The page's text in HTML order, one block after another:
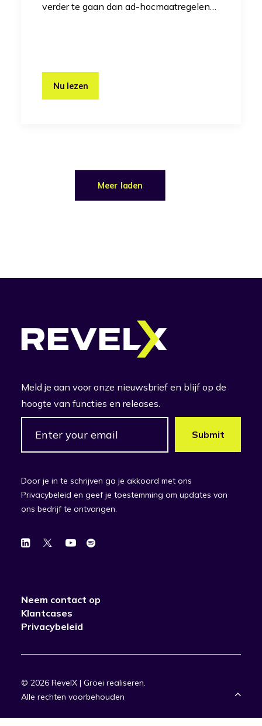
verder te gaan dan ad-hocmaatregelen…
Nu lezen
Meer laden
Meld je aan voor onze nieuwsbrief en blijf op de
hoogte van functies en releases.
Door je in te schrijven ga je akkoord met ons
Privacybeleid en geef je toestemming om updates van
ons bedrijf te ontvangen.
Neem contact op
Klantcases
Privacybeleid
© 2026 RevelX | Groei realiseren.
Alle rechten voorbehouden